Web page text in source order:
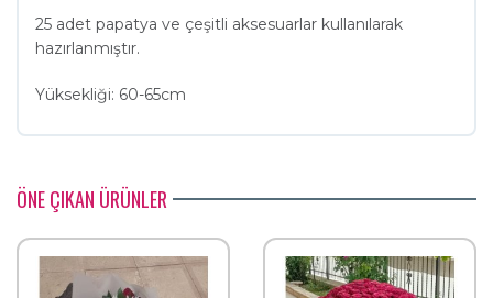
25 adet papatya ve çeşitli aksesuarlar kullanılarak
hazırlanmıştır.
Yüksekliği: 60-65cm
ÖNE ÇIKAN ÜRÜNLER